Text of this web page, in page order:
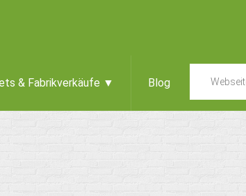
& Fabrikverkäufe ▼ Blog